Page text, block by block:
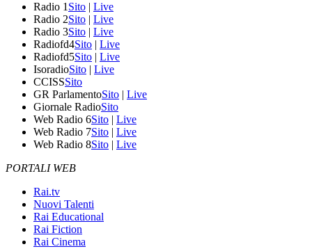
Radio 1 Sito | Live
Radio 2Sito | Live
Radio 3Sito | Live
Radiofd4Sito | Live
Radiofd5Sito | Live
IsoradioSito | Live
CCISSSito
GR ParlamentoSito | Live
Giornale RadioSito
Web Radio 6Sito | Live
Web Radio 7Sito | Live
Web Radio 8Sito | Live
PORTALI WEB
Rai.tv
Nuovi Talenti
Rai Educational
Rai Fiction
Rai Cinema